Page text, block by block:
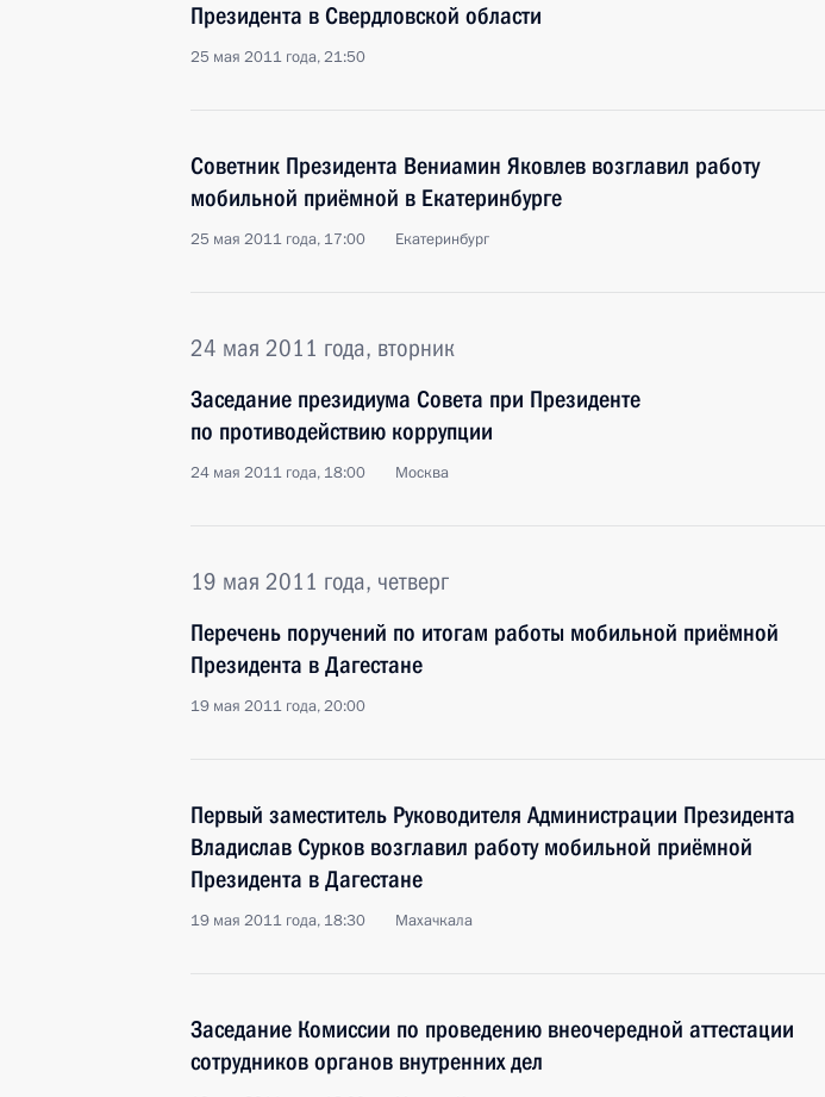
Президента в Свердловской области
25 мая 2011 года, 21:50
Советник Президента Вениамин Яковлев возглавил работу
мобильной приёмной в Екатеринбурге
25 мая 2011 года, 17:00 Екатеринбург
24 мая 2011 года, вторник
Заседание президиума Совета при Президенте
по противодействию коррупции
24 мая 2011 года, 18:00 Москва
19 мая 2011 года, четверг
Перечень поручений по итогам работы мобильной приёмной
Президента в Дагестане
19 мая 2011 года, 20:00
Первый заместитель Руководителя Администрации Президента
Владислав Сурков возглавил работу мобильной приёмной
Президента в Дагестане
19 мая 2011 года, 18:30 Махачкала
Заседание Комиссии по проведению внеочередной аттестации
сотрудников органов внутренних дел